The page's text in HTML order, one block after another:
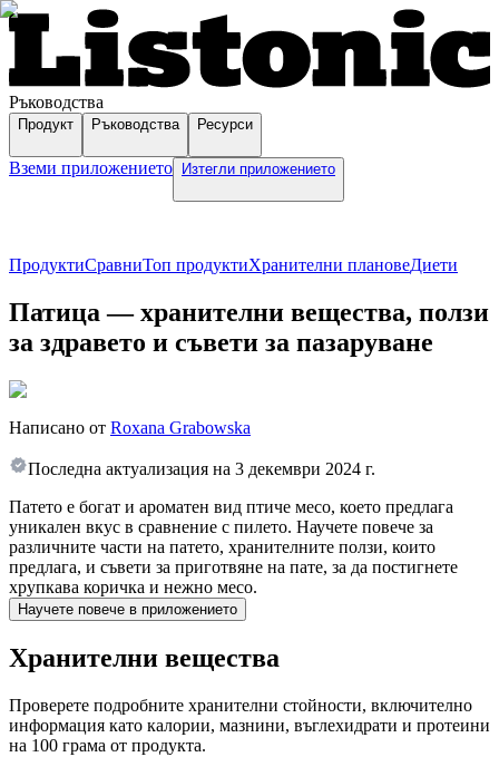
Ръководства
Продукт Ръководства Ресурси
Вземи приложението Изтегли приложението
ПродуктиСравниТоп продуктиХранителни плановеДиети
Патица — хранителни вещества, ползи
за здравето и съвети за пазаруване
Написано от Roxana Grabowska
Последна актуализация на 3 декември 2024 г.
Патето е богат и ароматен вид птиче месо, което предлага
уникален вкус в сравнение с пилето. Научете повече за
различните части на патето, хранителните ползи, които
предлага, и съвети за приготвяне на пате, за да постигнете
хрупкава коричка и нежно месо.
Научете повече в приложението
Хранителни вещества
Проверете подробните хранителни стойности, включително
информация като калории, мазнини, въглехидрати и протеини
на 100 грама от продукта.